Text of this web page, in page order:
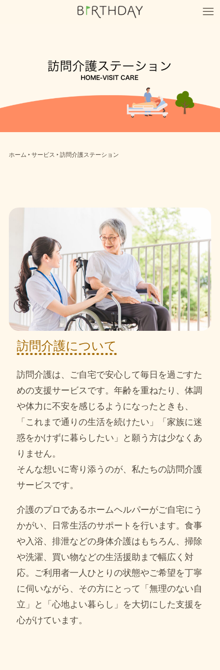
ホーム ‣ サービス ‣ 訪問介護ステーション
訪問介護について
訪問介護は、ご自宅で安心して毎日を過ごすた
めの支援サービスです。年齢を重ねたり、体調
や体力に不安を感じるようになったときも、
「これまで通りの生活を続けたい」「家族に迷
惑をかけずに暮らしたい」と願う方は少なくあ
りません。
そんな想いに寄り添うのが、私たちの訪問介護
サービスです。
介護のプロであるホームヘルパーがご自宅にう
かがい、日常生活のサポートを行います。食事
や入浴、排泄などの身体介護はもちろん、掃除
や洗濯、買い物などの生活援助まで幅広く対
応。ご利用者一人ひとりの状態やご希望を丁寧
に伺いながら、その方にとって「無理のない自
立」と「心地よい暮らし」を大切にした支援を
心がけています。